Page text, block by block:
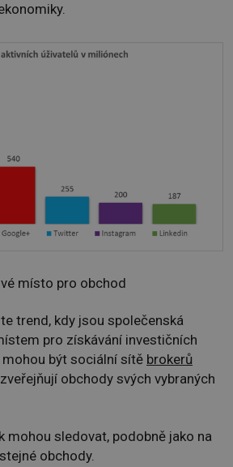
místo pro obchod
trend, kdy jsou společenská
pro získávání investičních
být sociální sítě brokerů
obchody svých vybraných
mohou sledovat, podobně jako na
obchody.